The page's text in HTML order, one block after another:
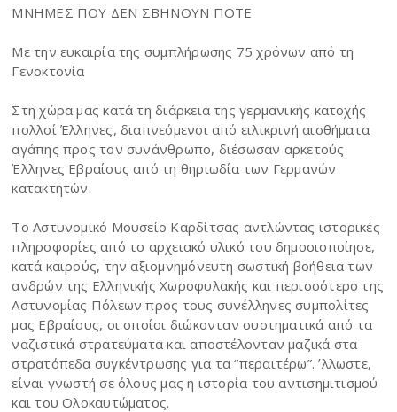
ΜΝΗΜΕΣ ΠΟΥ ΔΕΝ ΣΒΗΝΟΥΝ ΠΟΤΕ
Με την ευκαιρία της συμπλήρωσης 75 χρόνων από τη
Γενοκτονία
Στη χώρα μας κατά τη διάρκεια της γερμανικής κατοχής
πολλοί Έλληνες, διαπνεόμενοι από ειλικρινή αισθήματα
αγάπης προς τον συνάνθρωπο, διέσωσαν αρκετούς
Έλληνες Εβραίους από τη θηριωδία των Γερμανών
κατακτητών.
Το Αστυνομικό Μουσείο Καρδίτσας αντλώντας ιστορικές
πληροφορίες από το αρχειακό υλικό του δημοσιοποίησε,
κατά καιρούς, την αξιομνημόνευτη σωστική βοήθεια των
ανδρών της Ελληνικής Χωροφυλακής και περισσότερο της
Αστυνομίας Πόλεων προς τους συνέλληνες συμπολίτες
μας Εβραίους, οι οποίοι διώκονταν συστηματικά από τα
ναζιστικά στρατεύματα και αποστέλονταν μαζικά στα
στρατόπεδα συγκέντρωσης για τα “περαιτέρω”. ʼλλωστε,
είναι γνωστή σε όλους μας η ιστορία του αντισημιτισμού
και του Ολοκαυτώματος.